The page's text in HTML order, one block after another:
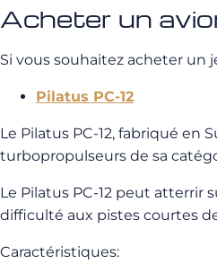
Acheter un
Si vous souhaitez acheter un
Pilatus PC-12
Le Pilatus PC-12, fabriqué
turbopropulseurs de sa
Le Pilatus PC-12 peut atterrir
difficulté aux pistes courtes
Caractéristiques: